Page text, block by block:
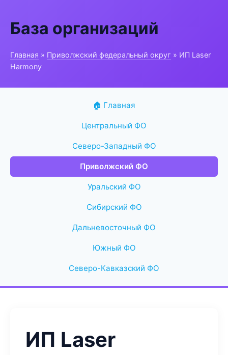
База организаций
Главная » Приволжский федеральный округ » ИП Laser
Harmony
🏠 Главная
Центральный ФО
Северо-Западный ФО
Приволжский ФО
Уральский ФО
Сибирский ФО
Дальневосточный ФО
Южный ФО
Северо-Кавказский ФО
ИП Laser